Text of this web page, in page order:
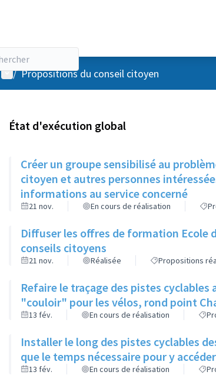
Menu utilisateur
/ Propositions du conseil citoyen
État d'exécution global
Créer un groupe sensibilisé au
citoyen et autres personnes
informations au service concerné
21 nov. En cours de réalisation
Diffuser les offres de formation Ecole
conseils citoyens
21 nov. Réalisée Propositions
Refaire le traçage des pistes
"couloir" pour les vélos, rond point
13 fév. En cours de réalisation
Installer le long des pistes cyclables
que le temps nécessaire pour y
13 fév. En cours de réalisation